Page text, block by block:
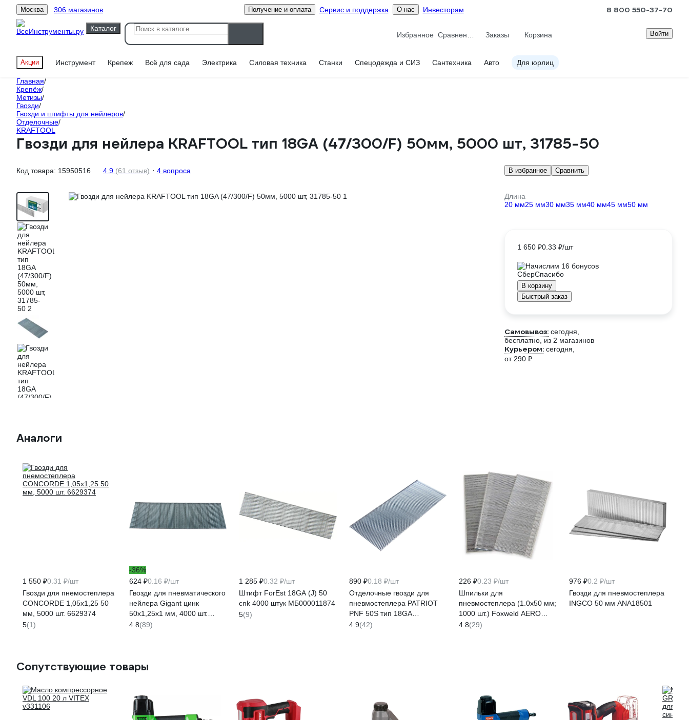
Москва 306 магазинов Получение и оплата Сервис и поддержка О нас Инвесторам 8 800 550-37-70
Каталог
Избранное
Заказы Корзина Войти
Акции Инструмент Крепеж Всё для сада Электрика Силовая техника Станки Спецодежда и СИЗ Сантехника Авто Для юрлиц
Главная/
Крепёж/
Метизы/
Гвозди/
Гвозди и штифты для нейлеров/
Отделочные/
KRAFTOOL
Гвозди для нейлера KRAFTOOL тип 18GA (47/300/F) 50мм, 5000 шт, 31785-50
Код товара: 15950516 4.9 (61 отзыв) 4 вопроса В избранное Сравнить
Длина
20 мм25 мм30 мм35 мм40 мм45 мм50 мм
1 650 ₽0.33 ₽/шт
Начислим 16 бонусов
В корзину
Быстрый заказ
Самовывоз: сегодня,
бесплатно , из 2 магазинов
Курьером: сегодня,
от 290 ₽
Аналоги
1 550 ₽0.31 ₽/шт
Гвозди для пнемостеплера
CONCORDE 1,05х1,25 50
мм, 5000 шт. 6629374
5(1)
-36%
624 ₽0.16 ₽/шт
Гвозди для пневматического
нейлера Gigant цинк
50х1,25х1 мм, 4000 шт.
GGPN-4
4.8(89)
1 285 ₽0.32 ₽/шт
Штифт ForEst 18GA (J) 50
cnk 4000 штук МБ000011874
5(9)
890 ₽0.18 ₽/шт
Отделочные гвозди для
пневмостеплера PATRIOT
PNF 50S тип 18GA
830902158
4.9(42)
226 ₽0.23 ₽/шт
Шпильки для
пневмостеплера (1.0х50 мм;
1000 шт.) Foxweld AERO
5756
4.8(29)
976 ₽0.2 ₽/шт
Гвозди для пневмостеплера
INGCO 50 мм ANA18501
Сопутствующие товары